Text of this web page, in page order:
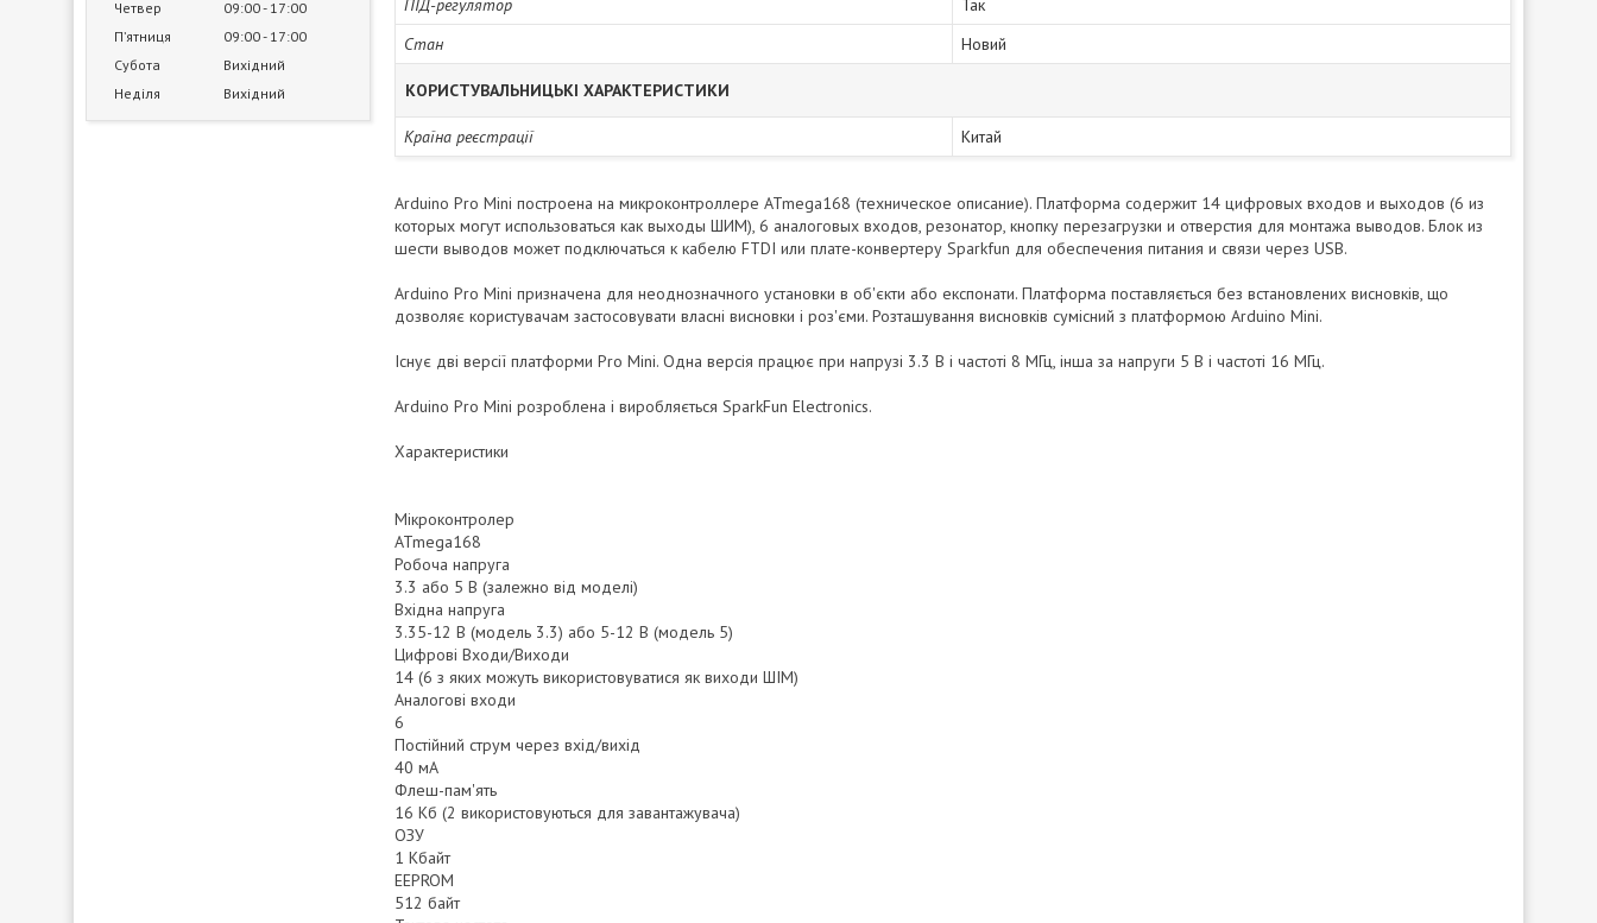
Четвер
09:00 17:00
Пʼятниця
09:00 17:00
Субота
Вихідний
Неділя
Вихідний
ПІД-регулятор
Так
Стан
Новий
КОРИСТУВАЛЬНИЦЬКІ ХАРАКТЕРИСТИКИ
Країна реєстрації Китай
Arduino Pro Mini построена на микроконтроллере ATmega168 (техническое описание). Платформа содержит 14 цифровых входов и выходов (6 из
которых могут использоваться как выходы ШИМ), 6 аналоговых входов, резонатор, кнопку перезагрузки и отверстия для монтажа выводов. Блок из
шести выводов может подключаться к кабелю FTDI или плате-конвертеру Sparkfun для обеспечения питания и связи через USB.
Arduino Pro Mini призначена для неоднозначного установки в об'єкти або експонати. Платформа поставляється без встановлених висновків, що
дозволяє користувачам застосовувати власні висновки і роз'єми. Розташування висновків сумісний з платформою Arduino Mini.
Існує дві версії платформи Pro Mini. Одна версія працює при напрузі 3.3 В і частоті 8 МГц, інша за напруги 5 В і частоті 16 МГц.
Arduino Pro Mini розроблена і виробляється SparkFun Electronics.
Характеристики
Мікроконтролер
ATmega168
Робоча напруга
3.3 або 5 В (залежно від моделі)
Вхідна напруга
3.35-12 В (модель 3.3) або 5-12 В (модель 5)
Цифрові Входи/Виходи
14 (6 з яких можуть використовуватися як виходи ШІМ)
Аналогові входи
6
Постійний струм через вхід/вихід
40 мА
Флеш-пам'ять
16 Кб (2 використовуються для завантажувача)
ОЗУ
1 Кбайт
EEPROM
512 байт